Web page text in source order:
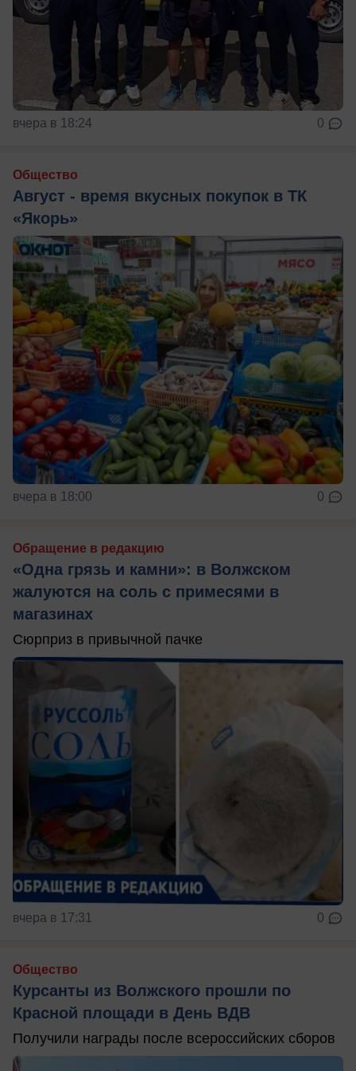
вчера в 18:24 0
Общество
Август - время вкусных покупок в ТК
«Якорь»
вчера в 18:00 0
Обращение в редакцию
«Одна грязь и камни»: в Волжском
жалуются на соль с примесями в
магазинах
Сюрприз в привычной пачке
вчера в 17:31 0
Общество
Курсанты из Волжского прошли по
Красной площади в День ВДВ
Получили награды после всероссийских сборов